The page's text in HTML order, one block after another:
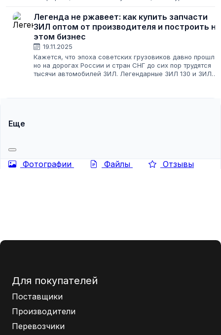
потенциал. Спрос на них стабилен всегда:...
Легенда не ржавеет: как купить запчасти
ЗИЛ оптом от производителя и построить на
этом бизнес
19.11.2025
Кажется, что эпоха советских грузовиков давно прошла,
но на дорогах России и стран СНГ до сих пор трудятся
тысячи автомобилей ЗИЛ. Легендарные ЗИЛ 130 и ЗИЛ
Еще
Фотографии Файлы Отзывы
Для покупателей
Поставщики
Производители
Перевозчики